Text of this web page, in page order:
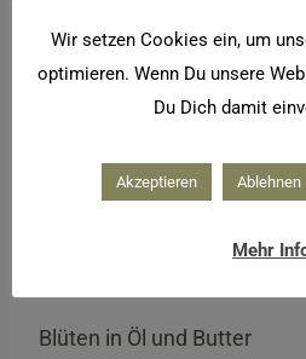
Blüten in Öl und Butter
Wir setzen Cookies ein, um
optimieren. Wenn Du unsere
Du Dich damit
Akzeptieren Ablehnen
Mehr